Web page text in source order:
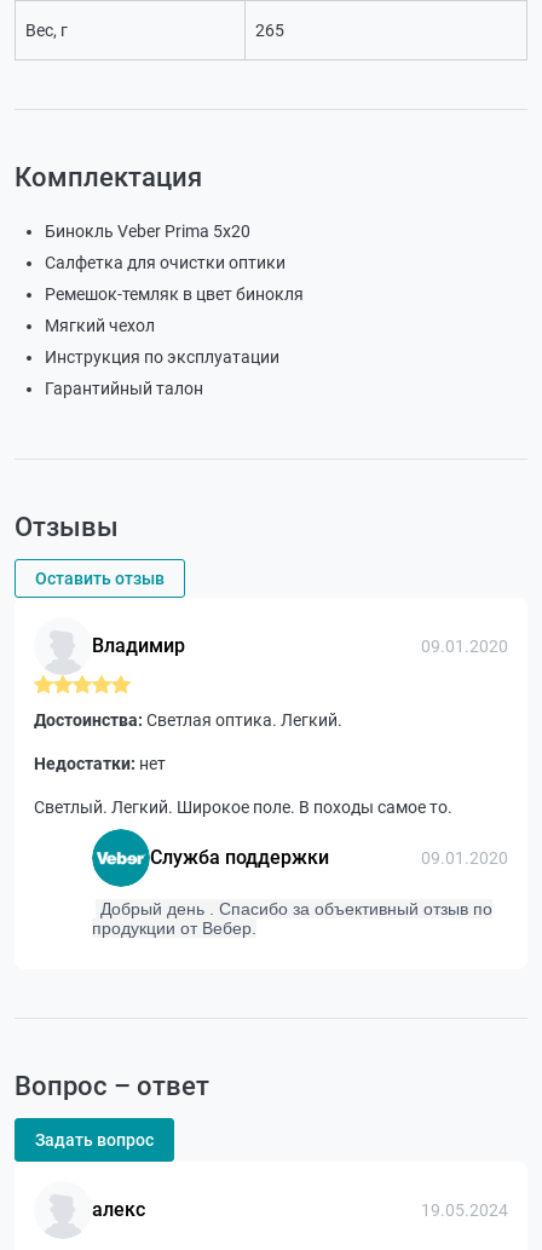
Вес, г 265
Комплектация
Бинокль Veber Prima 5х20
Салфетка для очистки оптики
Ремешок-темляк в цвет бинокля
Мягкий чехол
Инструкция по эксплуатации
Гарантийный талон
Отзывы
Оставить отзыв
Владимир 09.01.2020
Достоинства: Светлая оптика. Легкий.
Недостатки: нет
Светлый. Легкий. Широкое поле. В походы самое то.
Служба поддержки 09.01.2020
Добрый день . Спасибо за объективный отзыв по
продукции от Вебер.
Вопрос – ответ
Задать вопрос
алекс 19.05.2024